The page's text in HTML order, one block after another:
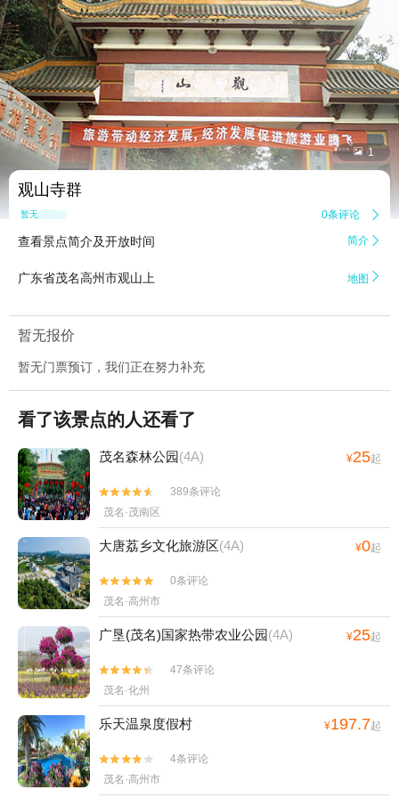
 1
观山寺群
暂无点评 0条评论 
查看景点简介及开放时间 简介 
广东省茂名高州市观山上 地图 
暂无报价
暂无门票预订，我们正在努力补充
看了该景点的人还看了
茂名森林公园(4A) ¥25起


389条评论
茂名·茂南区
大唐荔乡文化旅游区(4A) ¥0起


0条评论
茂名·高州市
广垦(茂名)国家热带农业公园(4A) ¥25起


47条评论
茂名·化州
乐天温泉度假村 ¥197.7起


4条评论
茂名·高州市
